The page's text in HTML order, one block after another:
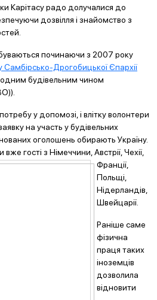
Карітасу радо долучалися до
дозвілля і знайомство з
починаючи з 2007 року
Самбірсько-Дрогобицької Єпархії
будівельним чином
у допомозі, і влітку волонтери
на участь у будівельних
оголошень обирають Україну.
вже гості з Німеччини, Австрії, Чехії,
Франції,
Польщі,
Нідерландів,
Швейцарії.
Раніше саме
фізична
праця таких
іноземців
дозволила
відновити